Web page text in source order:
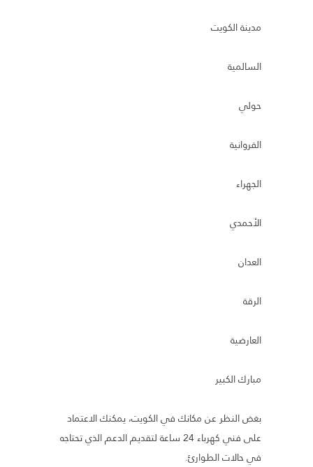
مدينة الكويت
السالمية
حولي
الفروانية
الجهراء
الأحمدي
العدان
الرقة
العارضية
مبارك الكبير
بغض النظر عن مكانك في الكويت، يمكنك الاعتماد
على فني كهرباء 24 ساعة لتقديم الدعم الذي تحتاجه
في حالات الطوارئ.